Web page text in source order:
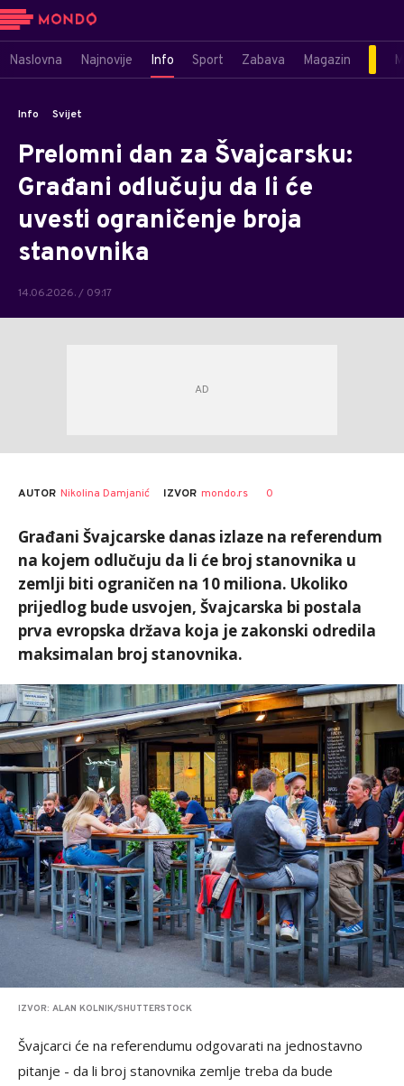
Naslovna Najnovije Info Sport Zabava Magazin
Info Svijet
Prelomni dan za Švajcarsku:
Građani odlučuju da li će
uvesti ograničenje broja
stanovnika
14.06.2026. / 09:17
AUTOR Nikolina Damjanić IZVOR mondo.rs 0
Građani Švajcarske danas izlaze na referendum
na kojem odlučuju da li će broj stanovnika u
zemlji biti ograničen na 10 miliona. Ukoliko
prijedlog bude usvojen, Švajcarska bi postala
prva evropska država koja je zakonski odredila
maksimalan broj stanovnika.
IZVOR: ALAN KOLNIK/SHUTTERSTOCK
Švajcarci će na referendumu odgovarati na jednostavno
pitanje - da li broj stanovnika zemlje treba da bude